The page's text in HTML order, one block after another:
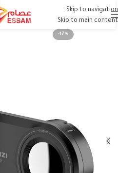
Skip to navigation
Skip to main content
-17%